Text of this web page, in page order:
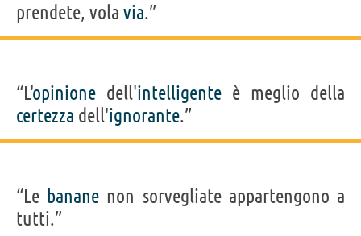
prendete, vola via.”
“L'opinione dell'intelligente è meglio della
certezza dell'ignorante.”
“Le banane non sorvegliate appartengono a
tutti.”